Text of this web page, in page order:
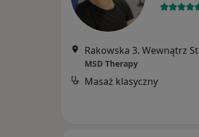
MSD Therapy
Masaż klasyczny